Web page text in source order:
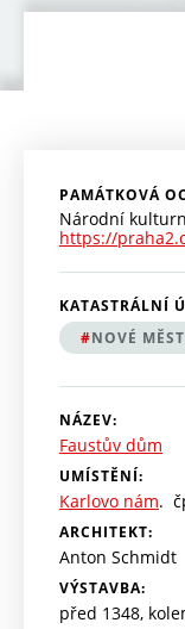
PAMÁTKOVÁ
Národní
https://
KATASTRÁLNÍ
NOVÉ
NÁZEV:
Faustův dům
UMÍSTĚNÍ:
Karlovo nám.
ARCHITEKT:
Anton Schmidt
VÝSTAVBA:
před 1348,